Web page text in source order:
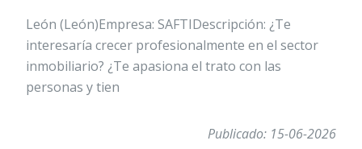
León (León)Empresa: SAFTIDescripción: ¿Te
interesaría crecer profesionalmente en el sector
inmobiliario? ¿Te apasiona el trato con las
personas y tien
Publicado: 15-06-2026